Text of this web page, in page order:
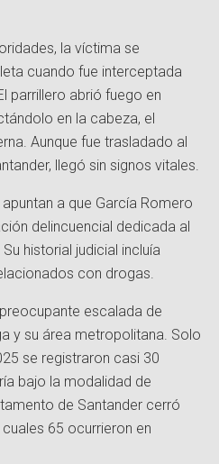
la víctima se
cuando fue interceptada
parrillero abrió fuego en
en la cabeza, el
Aunque fue trasladado al
llegó sin signos vitales.
a que García Romero
delincuencial dedicada al
historial judicial incluía
con drogas.
escalada de
y su área metropolitana. Solo
se registraron casi 30
bajo la modalidad de
de Santander cerró
65 ocurrieron en